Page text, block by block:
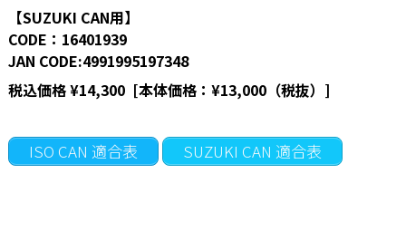
【SUZUKI CAN用】
CODE：16401939
JAN CODE:4991995197348
税込価格 ¥14,300 [本体価格：¥13,000（税抜）]
ISO CAN 適合表 SUZUKI CAN 適合表